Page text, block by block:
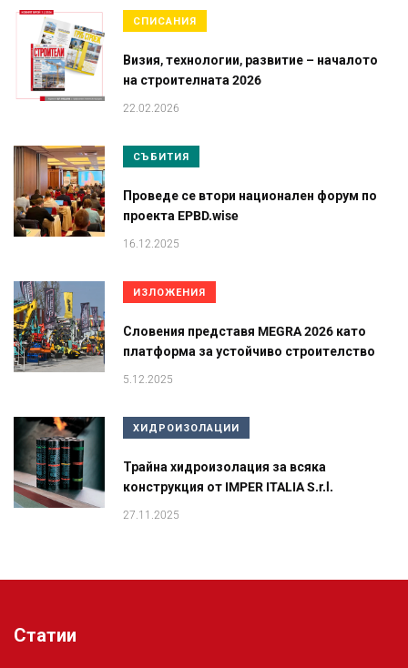
СПИСАНИЯ
Визия, технологии, развитие – началото
на строителната 2026
22.02.2026
СЪБИТИЯ
Проведе се втори национален форум по
проекта EPBD.wise
16.12.2025
ИЗЛОЖЕНИЯ
Словения представя MEGRA 2026 като
платформа за устойчиво строителство
5.12.2025
ХИДРОИЗОЛАЦИИ
Трайна хидроизолация за всяка
конструкция от IMPER ITALIA S.r.l.
27.11.2025
Статии